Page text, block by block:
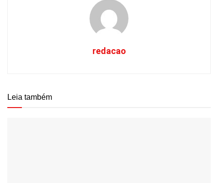
redacao
Leia também